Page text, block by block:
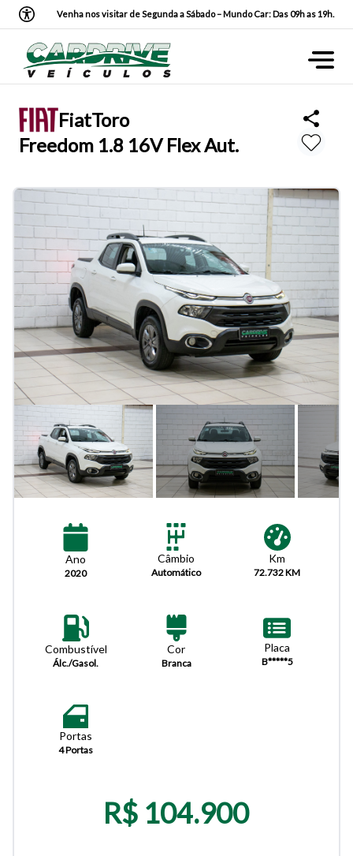
Venha nos visitar de Segunda a Sábado – Mundo Car: Das 09h as 19h.
FiatToro
Freedom 1.8 16V Flex Aut.
Ano
2020
Câmbio
Automático
Km
72.732 KM
Combustível
Álc./Gasol.
Cor
Branca
Placa
B*****5
Portas
4 Portas
R$ 104.900